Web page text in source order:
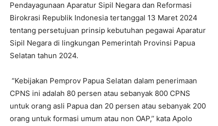
Pendayagunaan Aparatur Sipil Negara dan Reformasi
Birokrasi Republik Indonesia tertanggal 13 Maret 2024
tentang persetujuan prinsip kebutuhan pegawai Aparatur
Sipil Negara di lingkungan Pemerintah Provinsi Papua
Selatan tahun 2024.
“Kebijakan Pemprov Papua Selatan dalam penerimaan
CPNS ini adalah 80 persen atau sebanyak 800 CPNS
untuk orang asli Papua dan 20 persen atau sebanyak 200
orang untuk formasi umum atau non OAP,’’ kata Apolo